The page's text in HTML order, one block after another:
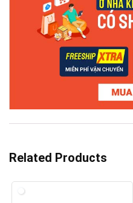
Related Products